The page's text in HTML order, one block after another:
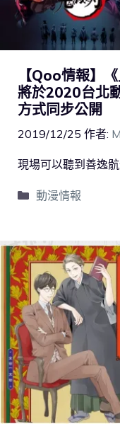
【Qoo情報】
將於2020台北
方式同步公開
2019/12/25 作者:
現場可以聽到善逸
動漫情報